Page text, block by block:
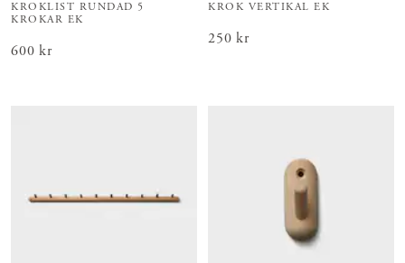
KROKLIST RUNDAD 5
KROKAR EK
Pris :600 kr
600 kr
KROK VERTIKAL EK
Pris :250 kr
250 kr